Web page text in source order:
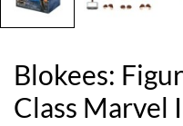
Blokees:
Class Marvel